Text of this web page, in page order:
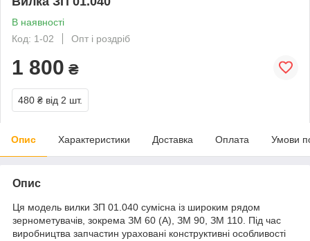
В наявності
Код: 1-02
Опт і роздріб
1 800 ₴
480 ₴ від 2 шт.
Опис Характеристики Доставка Оплата Умови
Опис
Ця модель вилки ЗП 01.040 сумісна із широким рядом
зернометувачів, зокрема ЗМ 60 (А), ЗМ 90, ЗМ 110. Під час
виробництва запчастин ураховані конструктивні особливості